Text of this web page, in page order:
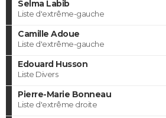
Selma Labib
Liste d'extrême-gauche
Camille Adoue
Liste d'extrême-gauche
Edouard Husson
Liste Divers
Pierre-Marie Bonneau
Liste d'extrême droite